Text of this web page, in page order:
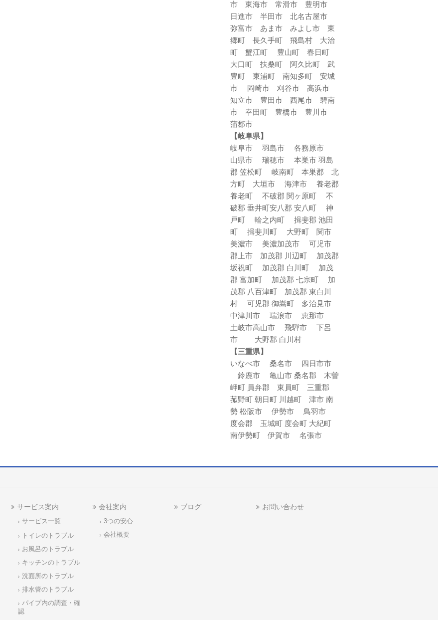
市 東海市 常滑市 豊明市
日進市 半田市 北名古屋市
弥富市 あま市 みよし市 東
郷町 長久手町 飛島村 大治
町 蟹江町 豊山町 春日町
大口町 扶桑町 阿久比町 武
豊町 東浦町 南知多町 安城
市 岡崎市 刈谷市 高浜市
知立市 豊田市 西尾市 碧南
市 幸田町 豊橋市 豊川市
蒲郡市
【岐阜県】
岐阜市 羽島市 各務原市
山県市 瑞穂市 本巣市 羽島
郡 笠松町 岐南町 本巣郡 北
方町 大垣市 海津市 養老郡
養老町 不破郡 関ヶ原町 不
破郡 垂井町安八郡 安八町 神
戸町 輪之内町 揖斐郡 池田
町 揖斐川町 大野町 関市
美濃市 美濃加茂市 可児市
郡上市 加茂郡 川辺町 加茂郡
坂祝町 加茂郡 白川町 加茂
郡 富加町 加茂郡 七宗町 加
茂郡 八百津町 加茂郡 東白川
村 可児郡 御嵩町 多治見市
中津川市 瑞浪市 恵那市
土岐市高山市 飛騨市 下呂
市 大野郡 白川村
【三重県】
いなべ市 桑名市 四日市市
鈴鹿市 亀山市 桑名郡 木曽
岬町 員弁郡 東員町 三重郡
菰野町 朝日町 川越町 津市 南
勢 松阪市 伊勢市 鳥羽市
度会郡 玉城町 度会町 大紀町
南伊勢町 伊賀市 名張市
サービス案内
サービス一覧
トイレのトラブル
お風呂のトラブル
キッチンのトラブル
洗面所のトラブル
排水管のトラブル
パイプ内の調査・確
認
会社案内
3つの安心
会社概要
ブログ お問い合わせ